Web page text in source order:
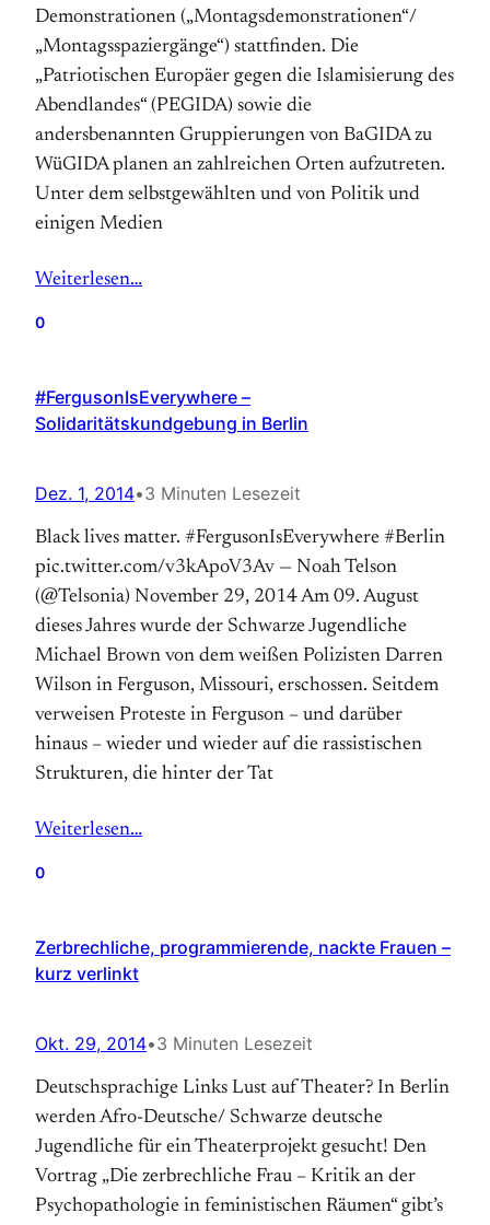
Demonstrationen („Montagsdemonstrationen“/
„Montagsspaziergänge“) stattfinden. Die
„Patriotischen Europäer gegen die Islamisierung des
Abendlandes“ (PEGIDA) sowie die
andersbenannten Gruppierungen von BaGIDA zu
WüGIDA planen an zahlreichen Orten aufzutreten.
Unter dem selbstgewählten und von Politik und
einigen Medien
Weiterlesen…
0
#FergusonIsEverywhere –
Solidaritätskundgebung in Berlin
Dez. 1, 2014•3 Minuten Lesezeit
Black lives matter. #FergusonIsEverywhere #Berlin
pic.twitter.com/v3kApoV3Av — Noah Telson
(@Telsonia) November 29, 2014 Am 09. August
dieses Jahres wurde der Schwarze Jugendliche
Michael Brown von dem weißen Polizisten Darren
Wilson in Ferguson, Missouri, erschossen. Seitdem
verweisen Proteste in Ferguson – und darüber
hinaus – wieder und wieder auf die rassistischen
Strukturen, die hinter der Tat
Weiterlesen…
0
Zerbrechliche, programmierende, nackte Frauen –
kurz verlinkt
Okt. 29, 2014•3 Minuten Lesezeit
Deutschsprachige Links Lust auf Theater? In Berlin
werden Afro-Deutsche/ Schwarze deutsche
Jugendliche für ein Theaterprojekt gesucht! Den
Vortrag „Die zerbrechliche Frau – Kritik an der
Psychopathologie in feministischen Räumen“ gibt’s